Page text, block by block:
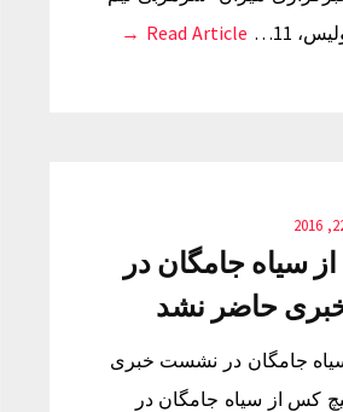
11…
Read Article →
سیاه جامگان در
حاضر نشد
جامگان در نشست خبری
کس از سیاه جامگان در